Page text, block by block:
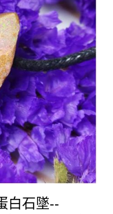
白石墜--